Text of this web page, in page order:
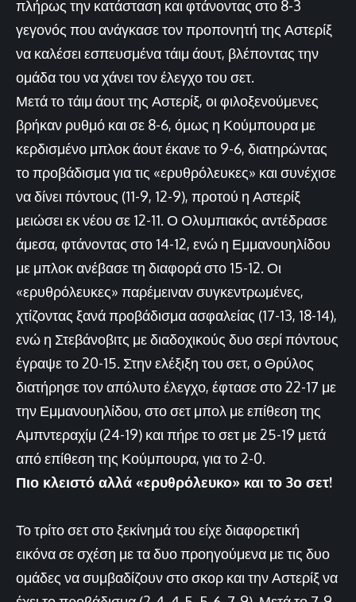
πλήρως την κατάσταση και φτάνοντας στο 8-3
γεγονός που ανάγκασε τον προπονητή της Αστερίξ
να καλέσει εσπευσμένα τάιμ άουτ, βλέποντας την
ομάδα του να χάνει τον έλεγχο του σετ.
Μετά το τάιμ άουτ της Αστερίξ, οι φιλοξενούμενες
βρήκαν ρυθμό και σε 8-6, όμως η Κούμπουρα με
κερδισμένο μπλοκ άουτ έκανε το 9-6, διατηρώντας
το προβάδισμα για τις «ερυθρόλευκες» και συνέχισε
να δίνει πόντους (11-9, 12-9), προτού η Αστερίξ
μειώσει εκ νέου σε 12-11. Ο Ολυμπιακός αντέδρασε
άμεσα, φτάνοντας στο 14-12, ενώ η Εμμανουηλίδου
με μπλοκ ανέβασε τη διαφορά στο 15-12. Οι
«ερυθρόλευκες» παρέμειναν συγκεντρωμένες,
χτίζοντας ξανά προβάδισμα ασφαλείας (17-13, 18-14),
ενώ η Στεβάνοβιτς με διαδοχικούς δυο σερί πόντους
έγραψε το 20-15. Στην ελέξιξη του σετ, ο Θρύλος
διατήρησε τον απόλυτο έλεγχο, έφτασε στο 22-17 με
την Εμμανουηλίδου, στο σετ μπολ με επίθεση της
Αμπντεραχίμ (24-19) και πήρε το σετ με 25-19 μετά
από επίθεση της Κούμπουρα, για το 2-0.
Πιο κλειστό αλλά «ερυθρόλευκο» και το 3ο σετ!
Το τρίτο σετ στο ξεκίνημά του είχε διαφορετική
εικόνα σε σχέση με τα δυο προηγούμενα με τις δυο
ομάδες να συμβαδίζουν στο σκορ και την Αστερίξ να